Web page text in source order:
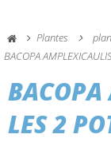
Plantes
BACOPA
LES 2